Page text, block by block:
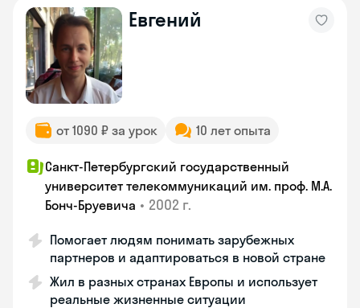
Евгений
от 1090 ₽ за урок 10 лет опыта
Санкт-Петербургский государственный
университет телекоммуникаций им. проф. М.А.
Бонч-Бруевича • 2002 г.
Помогает людям понимать зарубежных
партнеров и адаптироваться в новой стране
Жил в разных странах Европы и использует
реальные жизненные ситуации